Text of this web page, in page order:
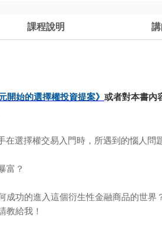
課程說明
開始的選擇權投資提案》 或者對本書內
在選擇權交易入門時，所遇到的惱人問
富 ？
成功的進入這個衍生性金融商品的世界
教給我！